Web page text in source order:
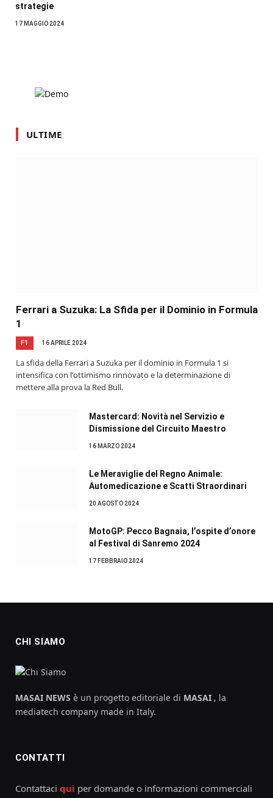
strategie
17 MAGGIO 2024
ULTIME
Ferrari a Suzuka: La Sfida per il Dominio in Formula
1
F1 16 APRILE 2024
La sfida della Ferrari a Suzuka per il dominio in Formula 1 si
intensifica con l’ottimismo rinnovato e la determinazione di
mettere alla prova la Red Bull.
Mastercard: Novità nel Servizio e
Dismissione del Circuito Maestro
16 MARZO 2024
Le Meraviglie del Regno Animale:
Automedicazione e Scatti Straordinari
20 AGOSTO 2024
MotoGP: Pecco Bagnaia, l’ospite d’onore
al Festival di Sanremo 2024
17 FEBBRAIO 2024
CHI SIAMO
MASAI NEWS è un progetto editoriale di MASAI , la
mediatech company made in Italy.
CONTATTI
Contattaci qui per domande o informazioni commerciali